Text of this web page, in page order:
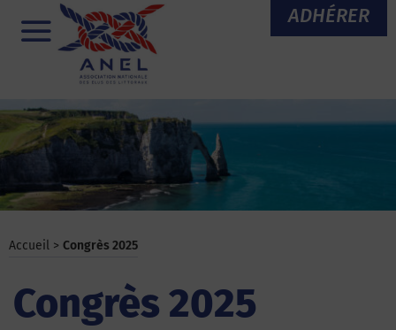
ADHÉRER
Menu
Accueil > Congrès 2025
Congrès 2025